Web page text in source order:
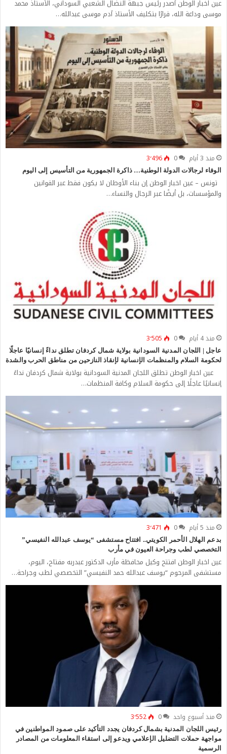
عين اخبار الوطن أصدر رئيس جبهة النضال الشعبي السوداني، الأستاذ محمد
موسى وداعة الله، قرارًا بتكليف الأستاذ آدم موسى عبدالله…
منذ 3 أيام 0 3٬496
الوفاء لرجالات الدولة الوطنية… ذاكرة الجمهورية من التأسيس إلى اليوم
تونس – عين اخبار الوطن إن بناء الأوطان لا يكون فقط عبر القوانين
والمؤسسات، بل أيضًا عبر الرجال والنساء…
منذ 4 أيام 0 3٬505
عاجل | اللجان المدنية السودانية بولاية شمال كردفان تطلق نداءً إنسانيًا عاجلًا
لحكومة السلام والمنظمات الإنسانية لإنقاذ النازحين من مناطق الحرب والشدة
عين اخبار الوطن تطلق اللجان المدنية السودانية بولاية شمال كردفان نداءً
إنسانيًا عاجلًا إلى حكومة السلام وكافة المنظمات…
منذ 5 أيام 0 3٬471
بدعم الهلال الأحمر الكويتي.. افتتاح مستشفى “يوسف عبدالله النفيسي”
التخصصي لطب وجراحة العيون في مأرب
عين اخبار الوطن افتتح وكيل محافظة مأرب الدكتور عبدربه مفتاح، اليوم،
مستشفى المرحوم “يوسف عبدالله حمد النفيسي” التخصصي لطب وجراحة…
منذ أسبوع واحد 0 3٬552
رئيس اللجان المدنية بشمال كردفان يجدد التأكيد على صمود المواطنين في
مواجهة حملات التضليل الإعلامي ويدعو إلى استقاء المعلومات من المصادر
الرسمية